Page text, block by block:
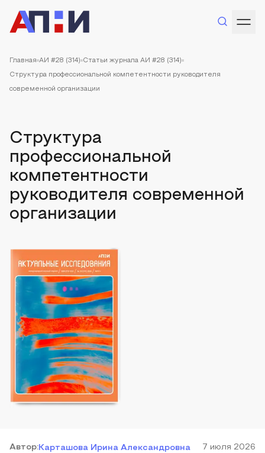
Главная АИ #28 (314) Статьи журнала АИ #28 (314)
Структура профессиональной компетентности руководителя
современной организации
Структура
профессиональной
компетентности
руководителя современной
организации
Автор:Карташова Ирина Александровна 7 июля 2026